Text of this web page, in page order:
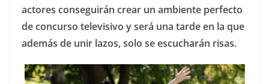
actores conseguirán crear un ambiente perfecto
de concurso televisivo y será una tarde en la que
además de unir lazos, solo se escucharán risas.